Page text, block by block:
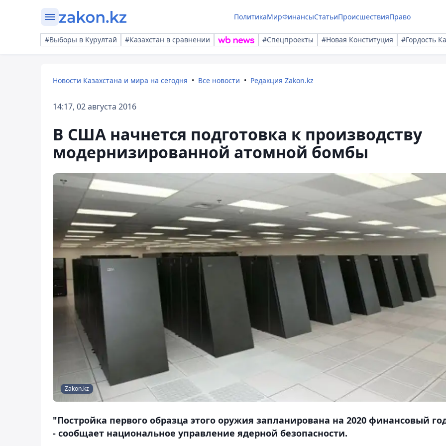
ПолитикаМирФинансыСтатьиПроисшествияПраво
#Выборы в Курултай #Казахстан в сравнении #Спецпроекты #Новая Конституция #Гордость
Новости Казахстана и мира на сегодня Все новости Редакция Zakon.kz
14:17, 02 августа 2016
В США начнется подготовка к производству
модернизированной атомной бомбы
Zakon.kz
"Постройка первого образца этого оружия запланирована на 2020 финансовый
- сообщает национальное управление ядерной безопасности.